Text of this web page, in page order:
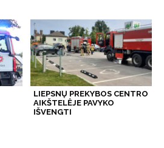
LIEPSNŲ PREKYBOS CENTRO
AIKŠTELĖJE PAVYKO
IŠVENGTI